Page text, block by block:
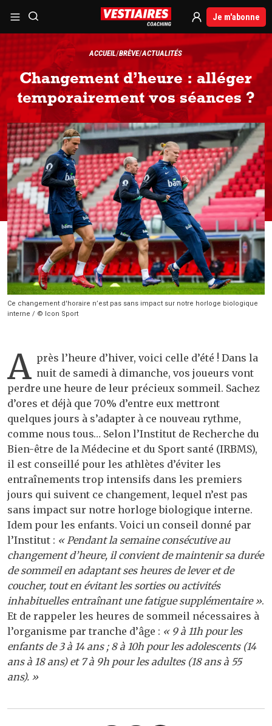
Je m'abonne
ACCUEIL BRÈVE ACTUALITÉS
Changement d’heure : alléger
temporairement vos séances ?
Ce changement d'horaire n’est pas sans impact sur notre horloge biologique
interne / © Icon Sport
A près l’heure d’hiver, voici celle d’été ! Dans la
nuit de samedi à dimanche, vos joueurs vont
perdre une heure de leur précieux sommeil. Sachez
d’ores et déjà que 70% d’entre eux mettront
quelques jours à s’adapter à ce nouveau rythme,
comme nous tous… Selon l’Institut de Recherche du
Bien-être de la Médecine et du Sport santé (IRBMS),
il est conseillé pour les athlètes d’éviter les
entraînements trop intensifs dans les premiers
jours qui suivent ce changement, lequel n’est pas
sans impact sur notre horloge biologique interne.
Idem pour les enfants. Voici un conseil donné par
l’Institut : « Pendant la semaine consécutive au
changement d’heure, il convient de maintenir sa durée
de sommeil en adaptant ses heures de lever et de
coucher, tout en évitant les sorties ou activités
inhabituelles entraînant une fatigue supplémentaire ».
Et de rappeler les heures de sommeil nécessaires à
l’organisme par tranche d’âge : « 9 à 11h pour les
enfants de 3 à 14 ans ; 8 à 10h pour les adolescents (14
ans à 18 ans) et 7 à 9h pour les adultes (18 ans à 55
ans). »